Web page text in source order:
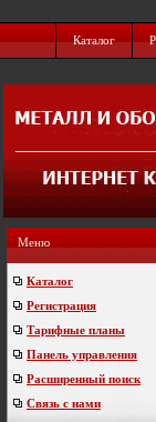
Каталог
Меню
Каталог
Регистрация
Тарифные планы
Панель управления
Расширенный поиск
Связь с нами